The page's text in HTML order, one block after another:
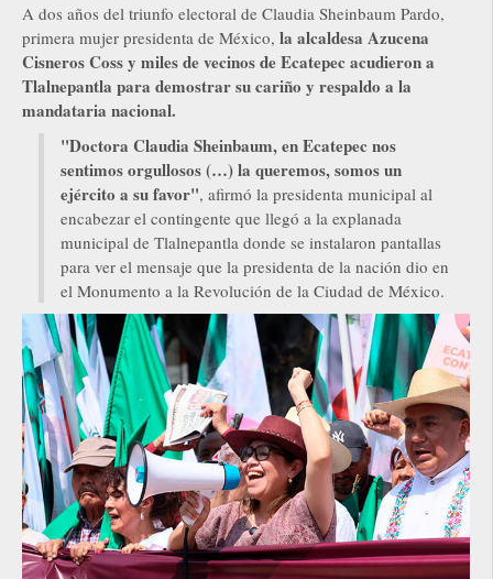
A dos años del triunfo electoral de Claudia Sheinbaum Pardo,
primera mujer presidenta de México, la alcaldesa Azucena
Cisneros Coss y miles de vecinos de Ecatepec acudieron a
Tlalnepantla para demostrar su cariño y respaldo a la
mandataria nacional.
"Doctora Claudia Sheinbaum, en Ecatepec nos
sentimos orgullosos (…) la queremos, somos un
ejército a su favor", afirmó la presidenta municipal al
encabezar el contingente que llegó a la explanada
municipal de Tlalnepantla donde se instalaron pantallas
para ver el mensaje que la presidenta de la nación dio en
el Monumento a la Revolución de la Ciudad de México.